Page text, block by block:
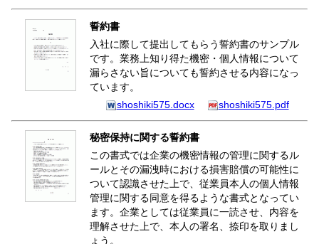
誓約書
入社に際して提出してもらう誓約書のサンプル
です。業務上知り得た機密・個人情報について
漏らさない旨についても誓約させる内容になっ
ています。
shoshiki575.docx
shoshiki575.pdf
秘密保持に関する誓約書
この書式では企業の機密情報の管理に関するル
ールとその漏洩時における損害賠償の可能性に
ついて認識させた上で、従業員本人の個人情報
管理に関する同意を得るような書式となってい
ます。企業としては従業員に一読させ、内容を
理解させた上で、本人の署名、捺印を取りまし
ょう。